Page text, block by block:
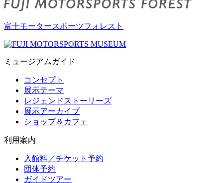
富士モータースポーツフォレスト
ミュージアムガイド
コンセプト
展示テーマ
レジェンドストーリーズ
展示アーカイブ
ショップ＆カフェ
利用案内
入館料／チケット予約
団体予約
ガイドツアー